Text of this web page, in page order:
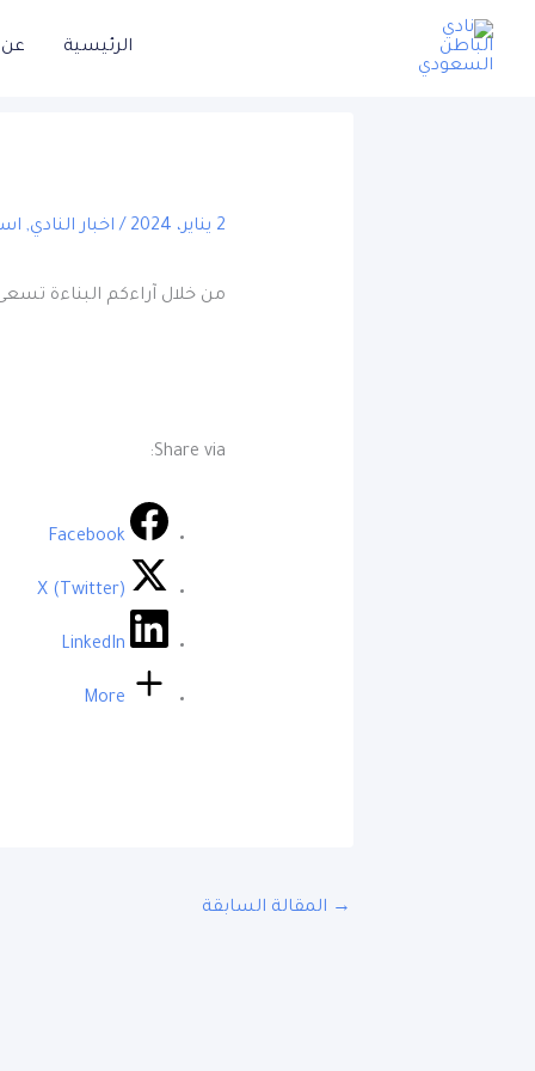
تخطي
الرئيسية عن
2 يناير، 2024 / اخبار النادي,
من خلال آراءكم البناءة
Share via:
Facebook
X (Twitter)
LinkedIn
More
→ المقالة السابقة